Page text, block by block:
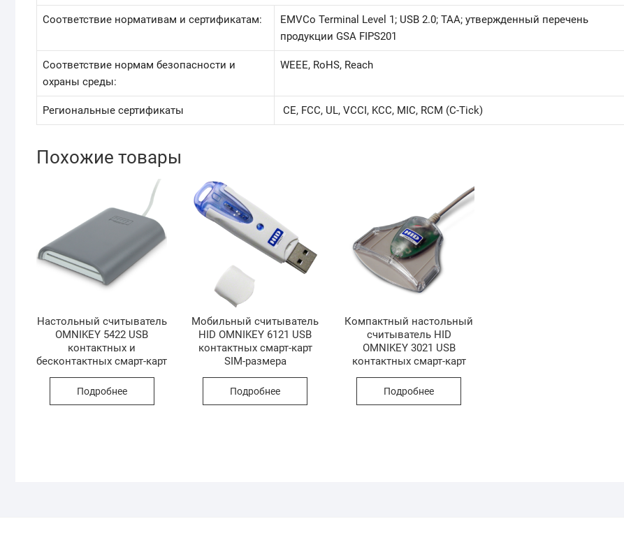
Соответствие нормативам и сертификатам:
EMVCo Terminal Level 1; USB 2.0; TAA; утвержденный перечень
продукции GSA FIPS201
Соответствие нормам безопасности и
охраны среды:
WEEE, RoHS, Reach
Региональные сертификаты CE, FCC, UL, VCCI, KCC, MIC, RCM (C-Tick)
Похожие товары
Настольный считыватель
OMNIKEY 5422 USB
контактных и
бесконтактных смарт-карт
Подробнее
Мобильный считыватель
HID OMNIKEY 6121 USB
контактных смарт-карт
SIM-размера
Подробнее
Компактный настольный
считыватель HID
OMNIKEY 3021 USB
контактных смарт-карт
Подробнее